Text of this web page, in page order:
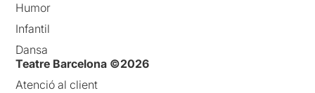
Humor
Infantil
Dansa
Teatre Barcelona ©2026
Atenció al client